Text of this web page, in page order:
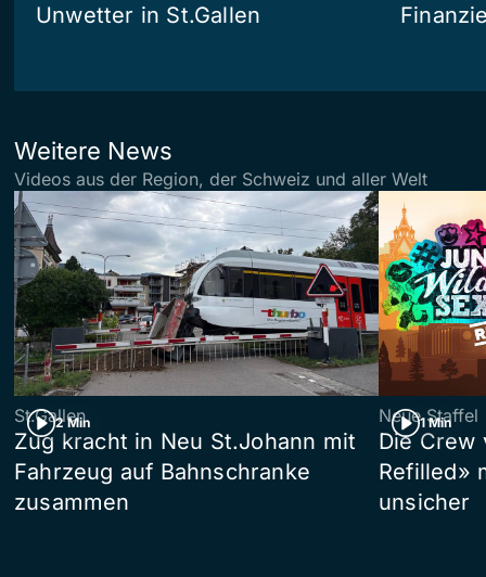
Unwetter in St.Gallen
Weitere News
Videos aus der Region, der Schweiz und aller Welt
2 Min
St.Gallen
Zug kracht in Neu St.Johann mit
Fahrzeug auf Bahnschranke
zusammen
1 Min
Neue Staffel
Die Crew
Refilled»
unsicher